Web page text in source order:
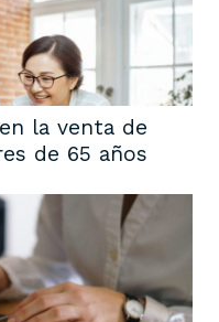
la venta de
de 65 años